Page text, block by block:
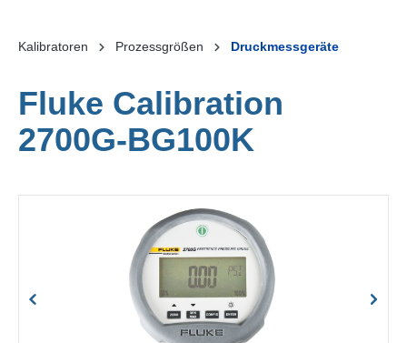
Kalibratoren Prozessgrößen Druckmessgeräte
Fluke Calibration
2700G-BG100K